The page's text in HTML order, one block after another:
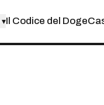
▾Il Codice del Doge